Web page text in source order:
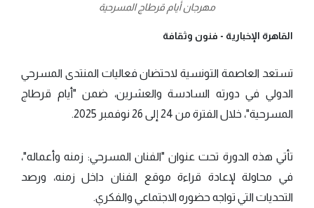
مهرجان أيام قرطاج المسرحية
القاهرة الإخبارية - فنون وثقافة
تستعد العاصمة التونسية لاحتضان فعاليات المنتدى المسرحي
الدولي في دورته السادسة والعشرين، ضمن "أيام قرطاج
المسرحية"، خلال الفترة من 24 إلى 26 نوفمبر 2025.
تأتي هذه الدورة تحت عنوان "الفنان المسرحي: زمنه وأعماله"،
في محاولة لإعادة قراءة موقع الفنان داخل زمنه، ورصد
التحديات التي تواجه حضوره الاجتماعي والفكري.